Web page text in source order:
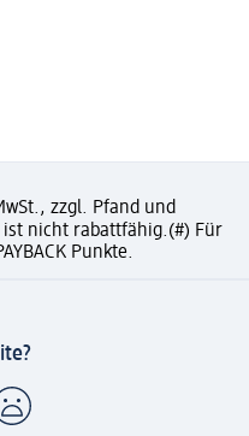
zzgl. Pfand und
ist nicht rabattfähig.(#) Für
Punkte.